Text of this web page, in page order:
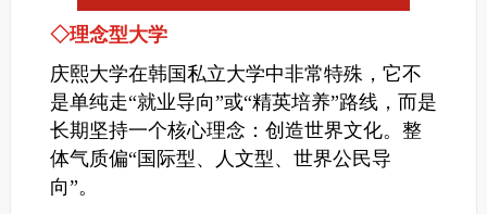
◇理念型大学
庆熙大学在韩国私立大学中非常特殊，它不
是单纯走“就业导向”或“精英培养”路线，而是
长期坚持一个核心理念：创造世界文化。整
体气质偏“国际型、人文型、世界公民导
向”。